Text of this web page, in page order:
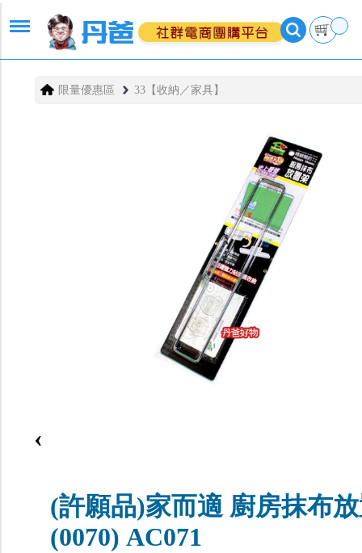
限量優惠區 33【收納／家具】
‹
(許願品)家而適 廚房抹布
(0070) AC071